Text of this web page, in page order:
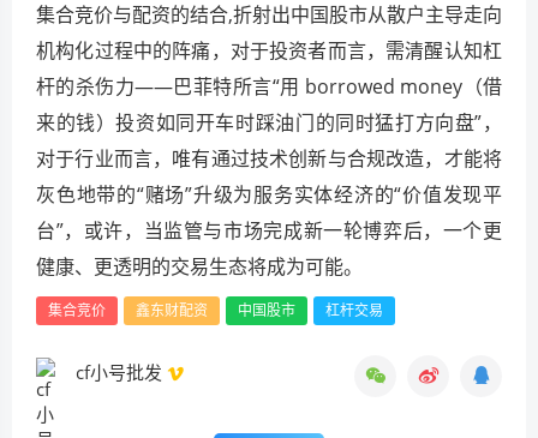
集合竞价与配资的结合,折射出中国股市从散户主导走向
机构化过程中的阵痛，对于投资者而言，需清醒认知杠
杆的杀伤力——巴菲特所言“用 borrowed money（借
来的钱）投资如同开车时踩油门的同时猛打方向盘”，
对于行业而言，唯有通过技术创新与合规改造，才能将
灰色地带的“赌场”升级为服务实体经济的“价值发现平
台”，或许，当监管与市场完成新一轮博弈后，一个更
健康、更透明的交易生态将成为可能。
集合竞价 鑫东财配资 中国股市 杠杆交易
cf小号批发